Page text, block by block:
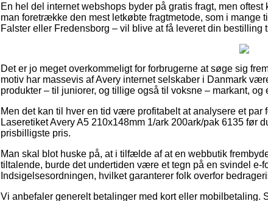
En hel del internet webshops byder på gratis fragt, men
man foretrække den mest letkøbte fragtmetode, som i
Falster eller Fredensborg – vil blive at få leveret din bestilling
Det er jo meget overkommeligt for forbrugerne at søge sig
motiv har massevis af Avery internet selskaber i Danmark
produkter – til juniorer, og tillige også til voksne – markant,
Men det kan til hver en tid være profitabelt at analysere et
Laseretiket Avery A5 210x148mm 1/ark 200ark/pak 6135 før
prisbilligste pris.
Man skal blot huske på, at i tilfælde af at en webbutik
tiltalende, burde det undertiden være et tegn på en svindel e-
Indsigelsesordningen, hvilket garanterer folk overfor
Vi anbefaler generelt betalinger med kort eller mobilbetaling.